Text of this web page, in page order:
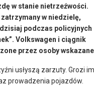
w stanie nietrzeźwości.
w niedzielę,
podczas policyjnych
Volkswagen i ciągnik
przez osoby
usłyszą zarzuty. Grozi im
prowadzenia pojazdów.